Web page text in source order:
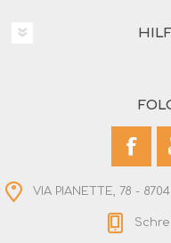
VIA PIANETTE, 78 -